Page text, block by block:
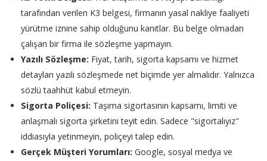
tarafından verilen K3 belgesi, firmanın yasal nakliye faaliyeti
yürütme iznine sahip olduğunu kanıtlar. Bu belge olmadan
çalışan bir firma ile sözleşme yapmayın.
Yazılı Sözleşme: Fiyat, tarih, sigorta kapsamı ve hizmet
detayları yazılı sözleşmede net biçimde yer almalıdır. Yalnızca
sözlü taahhüt kabul etmeyin.
Sigorta Poliçesi: Taşıma sigortasının kapsamı, limiti ve
anlaşmalı sigorta şirketini teyit edin. Sadece "sigortalıyız"
iddiasıyla yetinmeyin, poliçeyi talep edin.
Gerçek Müşteri Yorumları: Google, sosyal medya ve